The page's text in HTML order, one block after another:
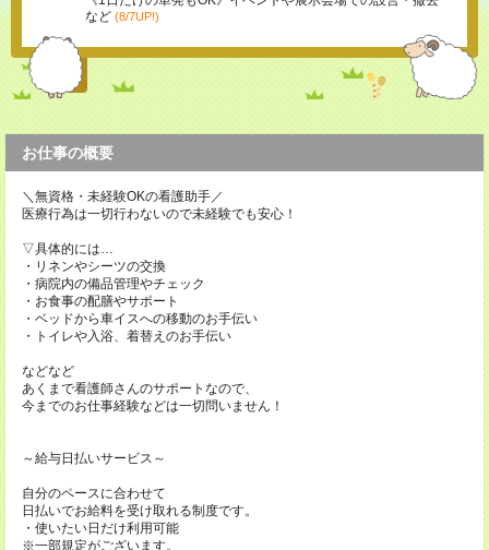
など (8/7UP!)
お仕事の概要
＼無資格・未経験OKの看護助手／
医療行為は一切行わないので未経験でも安心！
▽具体的には…
・リネンやシーツの交換
・病院内の備品管理やチェック
・お食事の配膳やサポート
・ベッドから車イスへの移動のお手伝い
・トイレや入浴、着替えのお手伝い
などなど
あくまで看護師さんのサポートなので、
今までのお仕事経験などは一切問いません！
～給与日払いサービス～
自分のペースに合わせて
日払いでお給料を受け取れる制度です。
・使いたい日だけ利用可能
※一部規定がございます。